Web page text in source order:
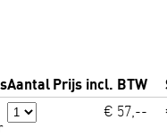
Aantal Prijs incl. BTW
€ 57,--